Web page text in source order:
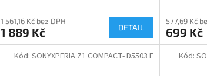
1 561,16 Kč bez DPH
1 889 Kč DETAIL
577,69 Kč
699 Kč
Kód: SONYXPERIA Z1 COMPACT- D5503 E Kód: